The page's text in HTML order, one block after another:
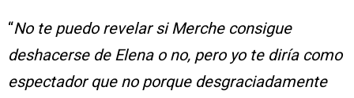
“No te puedo revelar si Merche consigue
deshacerse de Elena o no, pero yo te diría como
espectador que no porque desgraciadamente